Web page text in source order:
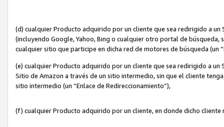
(d) cualquier Producto adquirido por un cliente que sea redirigido a
(incluyendo Google, Yahoo, Bing o cualquier otro portal de
cualquier sitio que participe en dicha red de motores de búsqueda (un
(e) cualquier Producto adquirido por un cliente que sea redirigido a un
Sitio de Amazon a través de un sitio intermedio, sin que el cliente
sitio intermedio (un “Enlace de Redireccionamiento”),
(f) cualquier Producto adquirido por un cliente, en donde dicho